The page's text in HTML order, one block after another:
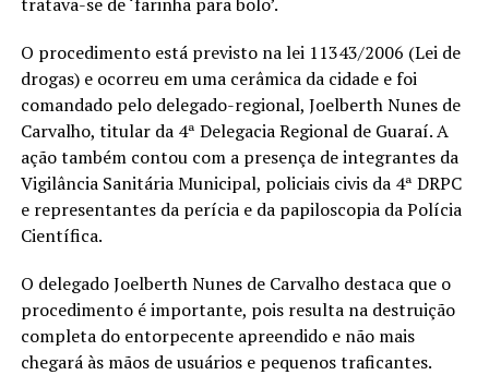
O procedimento está previsto na lei 11343/2006 (Lei de
drogas) e ocorreu em uma cerâmica da cidade e foi
comandado pelo delegado-regional, Joelberth Nunes de
Carvalho, titular da 4ª Delegacia Regional de Guaraí. A
ação também contou com a presença de integrantes da
Vigilância Sanitária Municipal, policiais civis da 4ª DRPC
e representantes da perícia e da papiloscopia da Polícia
Científica.
O delegado Joelberth Nunes de Carvalho destaca que o
procedimento é importante, pois resulta na destruição
completa do entorpecente apreendido e não mais
chegará às mãos de usuários e pequenos traficantes.